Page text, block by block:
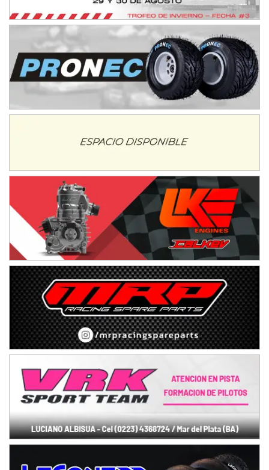
SUR SANTAFESINO - F4
José Samuel Sánchez (Tierra)
TUCUMANO - F5
Juan Navarro (Asfalto)